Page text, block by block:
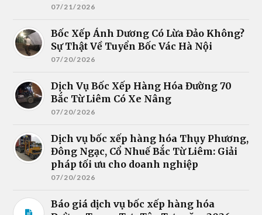
07/21/2026
Bốc Xếp Ánh Dương Có Lừa Đảo Không?
Sự Thật Về Tuyển Bốc Vác Hà Nội
07/20/2026
Dịch Vụ Bốc Xếp Hàng Hóa Đường 70
Bắc Từ Liêm Có Xe Nâng
07/20/2026
Dịch vụ bốc xếp hàng hóa Thụy Phương,
Đông Ngạc, Cổ Nhuế Bắc Từ Liêm: Giải
pháp tối ưu cho doanh nghiệp
07/20/2026
Báo giá dịch vụ bốc xếp hàng hóa